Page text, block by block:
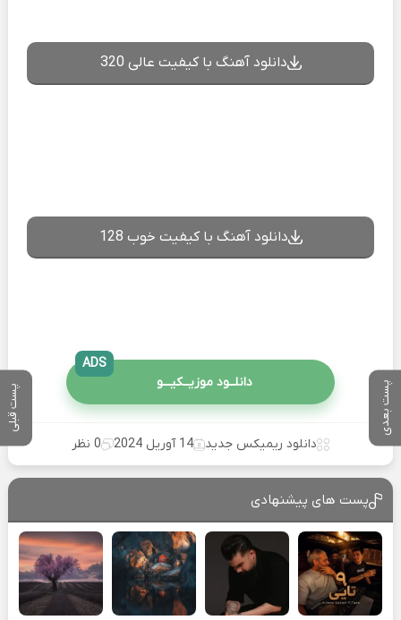
پست بعدی پست قبلی
دانلود آهنگ با کیفیت عالی 320
دانلود آهنگ با کیفیت خوب 128
دانلــود موزیــکیـــو
ADS
دانلود ریمیکس جدید 14 آوریل 2024 0 نظر
پست های پیشنهادی